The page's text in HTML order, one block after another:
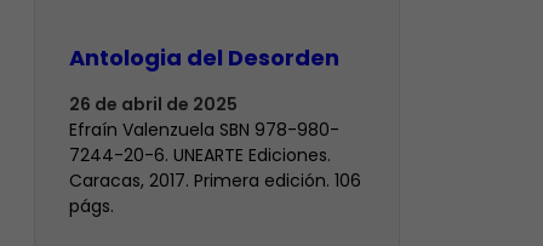
Antologia del Desorden
26 de abril de 2025
Efraín Valenzuela SBN 978-980-
7244-20-6. UNEARTE Ediciones.
Caracas, 2017. Primera edición. 106
págs.